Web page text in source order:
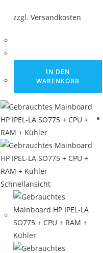
zzgl.Versandkosten
IN DEN
WARENKORB
Schnellansicht